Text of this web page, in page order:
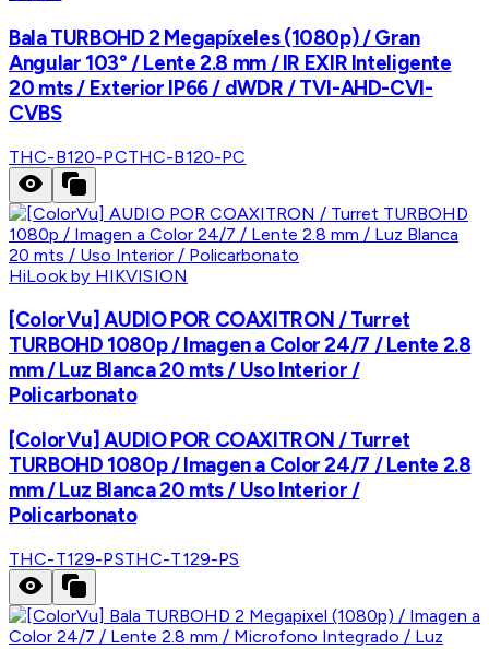
Bala TURBOHD 2 Megapíxeles (1080p) / Gran
Angular 103° / Lente 2.8 mm / IR EXIR Inteligente
20 mts / Exterior IP66 / dWDR / TVI-AHD-CVI-
CVBS
THC-B120-PCTHC-B120-PC
HiLook by HIKVISION
[ColorVu] AUDIO POR COAXITRON / Turret
TURBOHD 1080p / Imagen a Color 24/7 / Lente 2.8
mm / Luz Blanca 20 mts / Uso Interior /
Policarbonato
[ColorVu] AUDIO POR COAXITRON / Turret
TURBOHD 1080p / Imagen a Color 24/7 / Lente 2.8
mm / Luz Blanca 20 mts / Uso Interior /
Policarbonato
THC-T129-PSTHC-T129-PS